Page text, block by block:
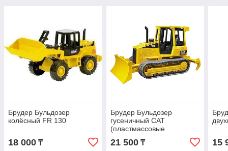
Брудер Бульдозер
колёсный FR 130
18 000 ₸
Брудер Бульдозер
гусеничный CAT
(пластмассовые
гусеницы)
21 500₸ 15